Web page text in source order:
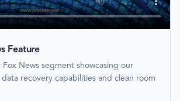
Feature
Fox News segment showcasing our
recovery capabilities and clean room